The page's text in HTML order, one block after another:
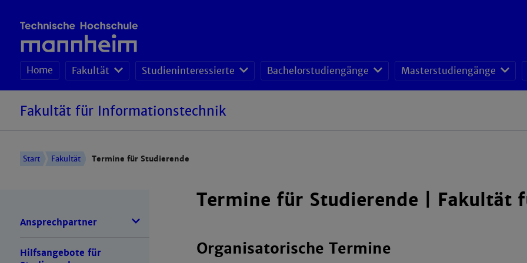
Home Fakultät Studieninteressierte Bachelorstudiengänge Masterstudiengänge
Fakultät für Informationstechnik
Start Fakultät Termine für Studierende
Ansprechpartner
Hilfsangebote für
Termine für Studierende | Fakultät
Organisatorische Termine